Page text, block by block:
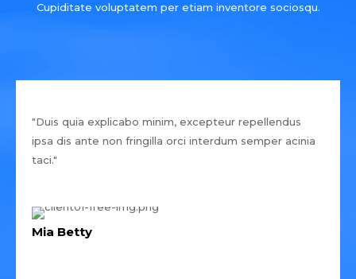
Cupiditate voluptatem per etiam inventore sociosqu.
"Duis quia explicabo minim, excepteur repellendus
ipsa dis ante non fringilla orci interdum semper acinia
taci."
Mia Betty